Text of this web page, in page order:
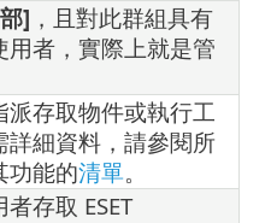
] ，且對此群組具有
用者，實際上就是管
存取物件或執行工
詳細資料，請參閱所
功能的清單。
存取 ESET